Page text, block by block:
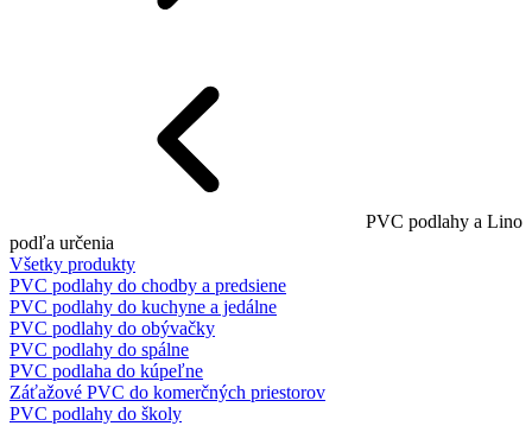
PVC podlahy a Lino
podľa určenia
Všetky produkty
PVC podlahy do chodby a predsiene
PVC podlahy do kuchyne a jedálne
PVC podlahy do obývačky
PVC podlahy do spálne
PVC podlaha do kúpeľne
Záťažové PVC do komerčných priestorov
PVC podlahy do školy